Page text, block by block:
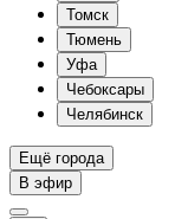
Томск
Тюмень
Уфа
Чебоксары
Челябинск
Ещё города
В эфир